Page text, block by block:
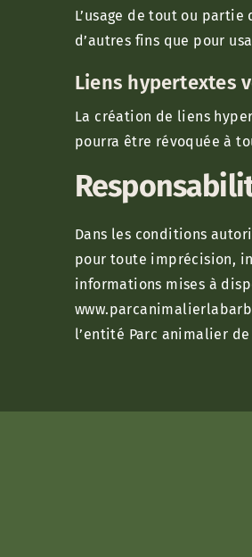
L’usage de tout ou
d’autres fins que pour
Liens hypertextes
La création de liens
pourra être révoquée à
Dans les conditions
pour toute imprécision,
informations mises à
l’entité Parc animalier